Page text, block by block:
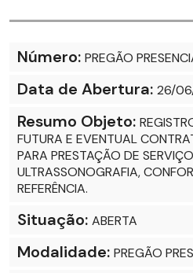
Número: PREGÃO
Data de Abertura: 26/
Resumo Objeto:
FUTURA E EVENTUAL
PARA PRESTAÇÃO DE
ULTRASSONOGRAFIA,
REFERÊNCIA.
Situação: ABERTA
Modalidade: PREGÃO